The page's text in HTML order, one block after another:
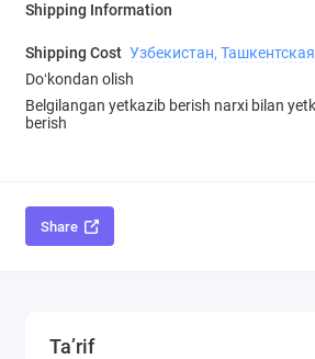
Shipping Information
Shipping Cost Узбекистан,
Doʻkondan olish
Belgilangan yetkazib berish narxi bilan
berish
Share
Ta’rif